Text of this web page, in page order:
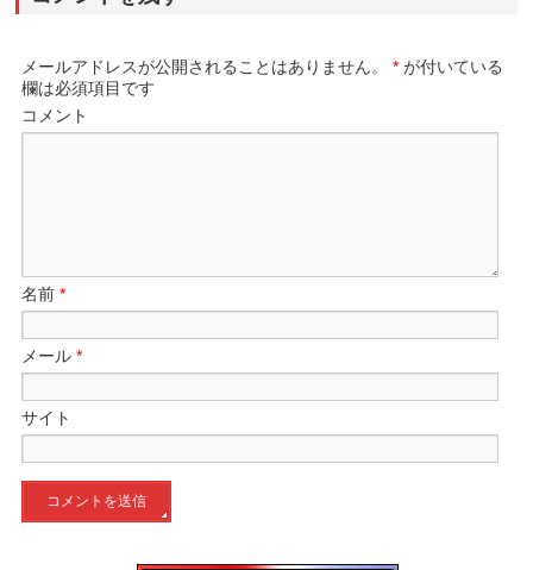
メールアドレスが公開されることはありません。 * が付いている
欄は必須項目です
コメント
名前*
メール*
サイト